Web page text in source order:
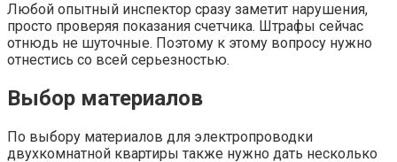
Любой опытный инспектор сразу заметит нарушения,
просто проверяя показания счетчика. Штрафы сейчас
отнюдь не шуточные. Поэтому к этому вопросу нужно
отнестись со всей серьезностью.
Выбор материалов
По выбору материалов для электропроводки
двухкомнатной квартиры также нужно дать несколько